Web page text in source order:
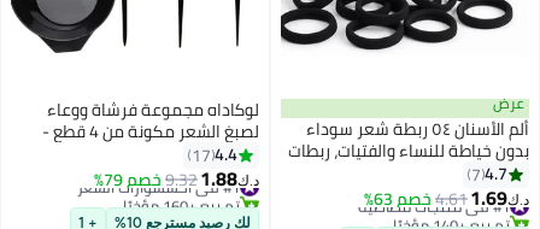
عرض
ألم الأسنان ٥٤ ربطة شعر سوداء
بدون خياطة للنساء والفتيات، ربطات
شعر مطاطية ناعمة قابلة للتمدد،
ربطات شعر سميكة مطاطية بدون
ألم، حامل ذيل حصان بدون تلف
4.7
7
د.ك‏1.69
4.61خصم 63% #1 في منتجات مطاطية
تم بيع +140 مؤخرًا
لوكاداه مجموعة فرشاة ووعاء
لصبغ الشعر مكونة من 4 قطع -
وعاء خلط ألوان الشعر مع فرشاة
تلوين، وفرشاة توزيع، ومشط تلوين،
أدوات صبغ شعر احترافية للاستخدام
المنزلي، لتلوين الشعر، وتفتيحه،
4.4
17
د.ك‏1.88
9.32خصم 79% #1 في اكسسوارات الشعر
تم بيع +160 مؤخرًا
#1 في اكسسوارات الشعر
لك رصيد مسترجع 10% + 1